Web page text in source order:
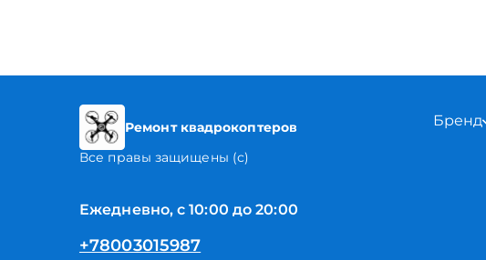
Ремонт квадрокоптеров
Все правы защищены (с)
Ежедневно, с 10:00 до 20:00
+78003015987
Бренд